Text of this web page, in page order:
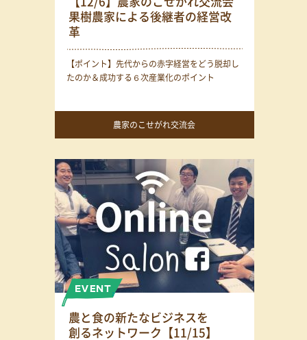
果樹農家による後継者の経営改
革
【ポイント】先代からの赤字経営をどう脱却し
たのか＆成功する６次産業化のポイント
農家のこせがれ交流会
農と食の新たなビジネスを
創るネットワーク【11/15】